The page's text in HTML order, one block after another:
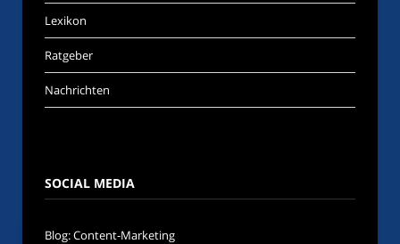
Lexikon
Ratgeber
Nachrichten
SOCIAL MEDIA
Blog: Content-Marketing